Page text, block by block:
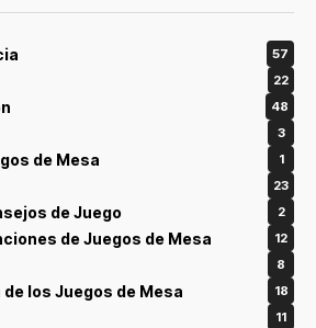
57
22
48
3
de Mesa 1
23
de Juego 2
de Juegos de Mesa 12
8
los Juegos de Mesa 18
11